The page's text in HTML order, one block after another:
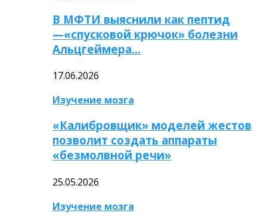
В МФТИ выяснили как пептид
—«спусковой крючок» болезни
Альцгеймера…
17.06.2026
Изучение мозга
«Калибровщик» моделей жестов
позволит создать аппараты
«безмолвной речи»
25.05.2026
Изучение мозга